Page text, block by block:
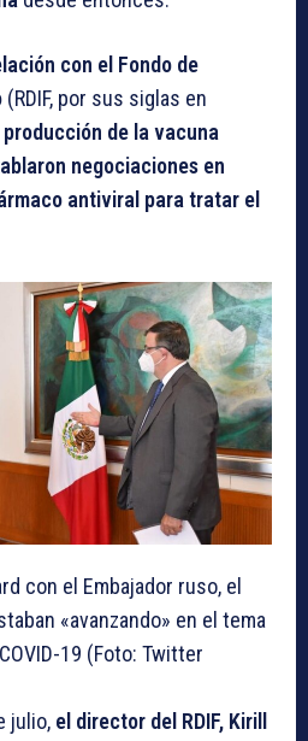
con el Fondo de
(RDIF, por sus siglas en
de la vacuna
negociaciones en
antiviral para tratar el
con el Embajador ruso, el
«avanzando» en el tema
19 (Foto: Twitter
julio, el director del RDIF, Kirill